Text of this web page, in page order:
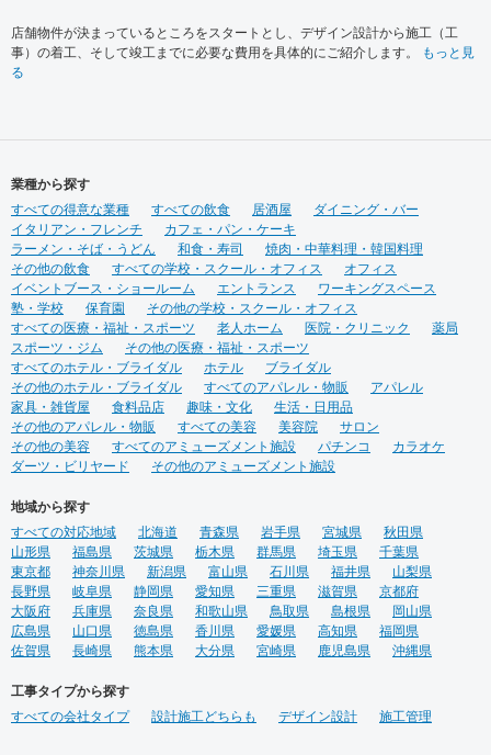
店舗物件が決まっているところをスタートとし、デザイン設計から施工（工
事）の着工、そして竣工までに必要な費用を具体的にご紹介します。
もっと見
る
業種から探す
すべての得意な業種
すべての飲食 居酒屋
ダイニング・バー
イタリアン・フレンチ
カフェ・パン・ケーキ
ラーメン・そば・うどん
和食・寿司
焼肉・中華料理・韓国料理
その他の飲食
すべての学校・スクール・オフィス
オフィス
イベントブース・ショールーム
エントランス
ワーキングスペース
塾・学校
保育園
その他の学校・スクール・オフィス
すべての医療・福祉・スポーツ
老人ホーム 医院・クリニック
薬局
スポーツ・ジム
その他の医療・福祉・スポーツ
すべてのホテル・ブライダル
ホテル
ブライダル
その他のホテル・ブライダル
すべてのアパレル・物販
アパレル
家具・雑貨屋
食料品店 趣味・文化
生活・日用品
その他のアパレル・物販
すべての美容 美容院
サロン
その他の美容
すべてのアミューズメント施設 パチンコ
カラオケ
ダーツ・ビリヤード
その他のアミューズメント施設
地域から探す
すべての対応地域
北海道 青森県 岩手県 宮城県
秋田県
山形県
福島県 茨城県 栃木県 群馬県 埼玉県
千葉県
東京都
神奈川県 新潟県 富山県 石川県 福井県
山梨県
長野県
岐阜県 静岡県 愛知県 三重県 滋賀県
京都府
大阪府
兵庫県 奈良県 和歌山県 鳥取県 島根県
岡山県
広島県
山口県 徳島県 香川県 愛媛県 高知県
福岡県
佐賀県
長崎県 熊本県 大分県 宮崎県 鹿児島県 沖縄県
工事タイプから探す
すべての会社タイプ
設計施工どちらも デザイン設計 施工管理